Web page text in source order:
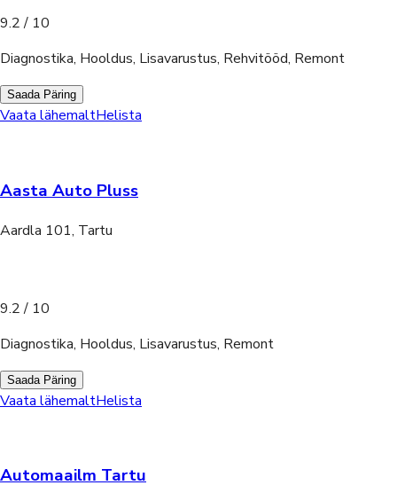
9.2 / 10
Diagnostika, Hooldus, Lisavarustus, Rehvitööd, Remont
Saada Päring
Vaata lähemaltHelista
Aasta Auto Pluss
Aardla 101, Tartu
9.2 / 10
Diagnostika, Hooldus, Lisavarustus, Remont
Saada Päring
Vaata lähemaltHelista
Automaailm Tartu